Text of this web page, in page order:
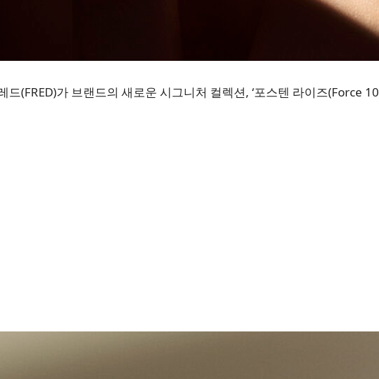
드(FRED)가 브랜드의 새로운 시그니처 컬렉션, ‘포스텐 라이즈(Force 10